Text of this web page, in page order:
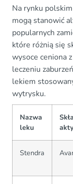
Na rynku
mogą stanowić
popularnych
które różnią się
wysoce ceniona
leczeniu
lekiem
wytrysku.
Nazwa
leku
Stendra